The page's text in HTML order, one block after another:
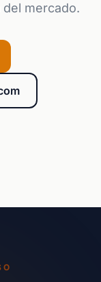
mercado.